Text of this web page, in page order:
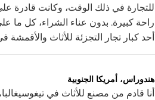
للتجارة في ذلك الوقت، وكانت قادرة
راحة كبيرة. بدون عناء الشراء، كل ما
أحد كبار تجار التجزئة للأثاث والأقمشة
هندوراس، أمريكا الجنوبية
أنا قادم من مصنع للأثاث في